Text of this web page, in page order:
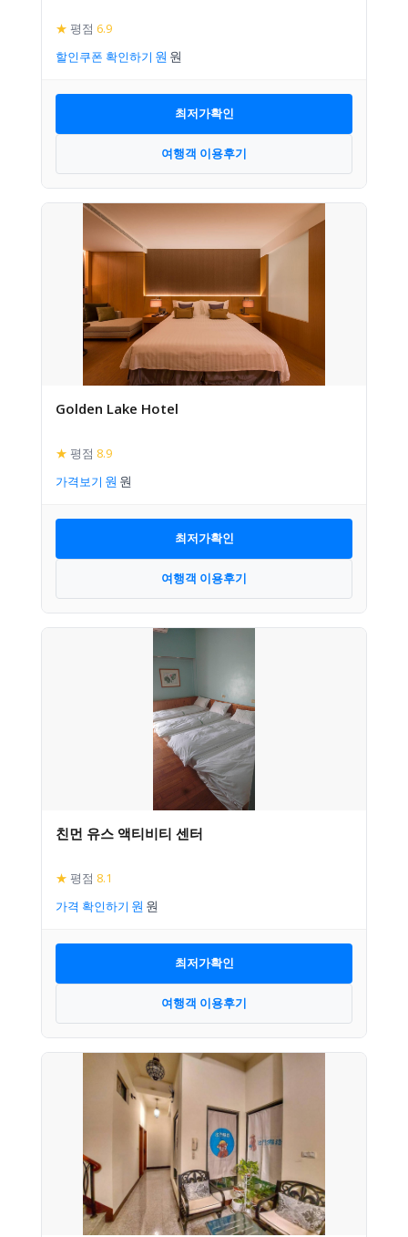
★ 평점 6.9
할인쿠폰 확인하기
최저가확인
여행객 이용후기
Golden Lake Hotel
★ 평점 8.9
가격보기
최저가확인
여행객 이용후기
친먼 유스 액티비티 센터
★ 평점 8.1
가격 확인하기
최저가확인
여행객 이용후기